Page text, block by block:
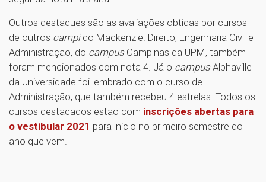
Outros destaques são as avaliações obtidas por cursos
de outros campido Mackenzie. Direito, Engenharia Civil e
Administração, do campus Campinas da UPM, também
foram mencionados com nota 4. Já o campus Alphaville
da Universidade foi lembrado com o curso de
Administração, que também recebeu 4 estrelas. Todos os
cursos destacados estão com inscrições abertas para
o vestibular 2021 para início no primeiro semestre do
ano que vem.